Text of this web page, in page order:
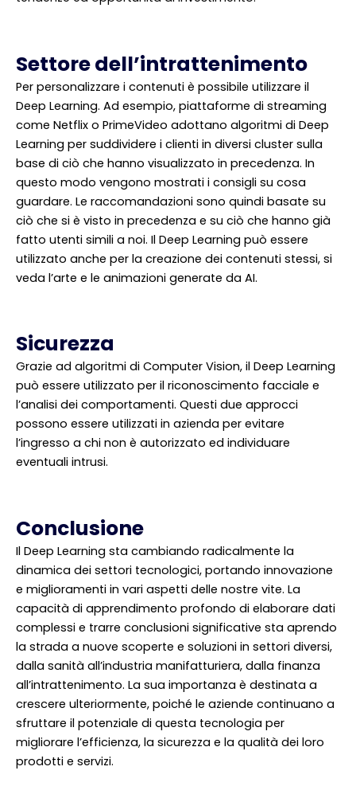
Settore dell’intrattenimento
Per personalizzare i contenuti è possibile utilizzare il
Deep Learning. Ad esempio, piattaforme di streaming
come Netflix o PrimeVideo adottano algoritmi di Deep
Learning per suddividere i clienti in diversi cluster sulla
base di ciò che hanno visualizzato in precedenza. In
questo modo vengono mostrati i consigli su cosa
guardare. Le raccomandazioni sono quindi basate su
ciò che si è visto in precedenza e su ciò che hanno già
fatto utenti simili a noi. Il Deep Learning può essere
utilizzato anche per la creazione dei contenuti stessi, si
veda l’arte e le animazioni generate da AI.
Sicurezza
Grazie ad algoritmi di Computer Vision, il Deep Learning
può essere utilizzato per il riconoscimento facciale e
l’analisi dei comportamenti. Questi due approcci
possono essere utilizzati in azienda per evitare
l’ingresso a chi non è autorizzato ed individuare
eventuali intrusi.
Conclusione
Il Deep Learning sta cambiando radicalmente la
dinamica dei settori tecnologici, portando innovazione
e miglioramenti in vari aspetti delle nostre vite. La
capacità di apprendimento profondo di elaborare dati
complessi e trarre conclusioni significative sta aprendo
la strada a nuove scoperte e soluzioni in settori diversi,
dalla sanità all’industria manifatturiera, dalla finanza
all’intrattenimento. La sua importanza è destinata a
crescere ulteriormente, poiché le aziende continuano a
sfruttare il potenziale di questa tecnologia per
migliorare l’efficienza, la sicurezza e la qualità dei loro
prodotti e servizi.